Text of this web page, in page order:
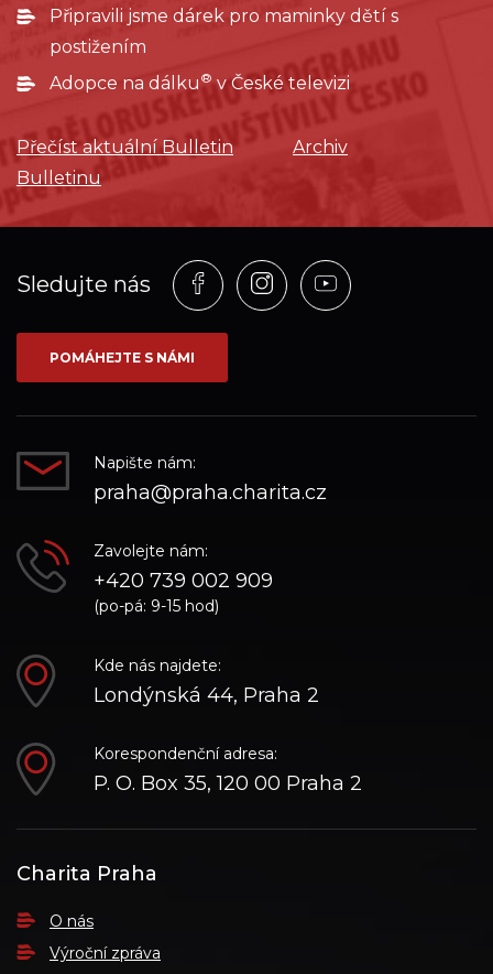
Připravili jsme dárek pro maminky dětí s
postižením
Adopce na dálku ®v České televizi
Přečíst aktuální Bulletin
Archiv
Bulletinu
Sledujte nás
Profil
na
síti_Facebook
Profil
na
Profil
na
POMÁHEJTE S NÁMI
Napište nám:
praha@praha.charita.cz
Zavolejte nám:
+420 739 002 909
(po-pá: 9-15 hod)
Kde nás najdete:
Londýnská 44, Praha 2
Korespondenční adresa:
P. O. Box 35, 120 00 Praha 2
Charita Praha
O nás
Výroční zpráva